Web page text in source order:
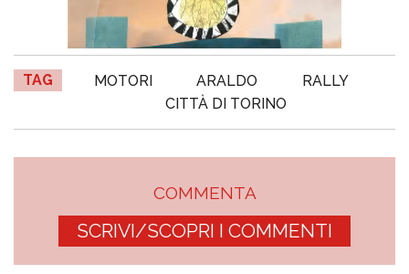
TAG MOTORI ARALDO
RALLY
CITTÀ DI TORINO
COMMENTA
SCRIVI/SCOPRI I COMMENTI